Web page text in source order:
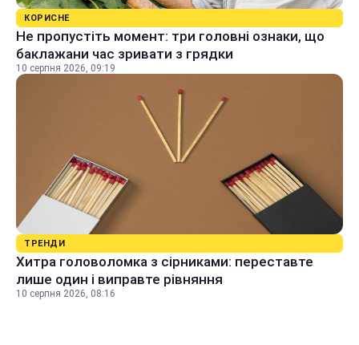
КОРИСНЕ
Не пропустіть момент: три головні ознаки, що
баклажани час зривати з грядки
10 серпня 2026, 09:19
ТРЕНДИ
Хитра головоломка з сірниками: переставте
лише один і виправте рівняння
10 серпня 2026, 08:16